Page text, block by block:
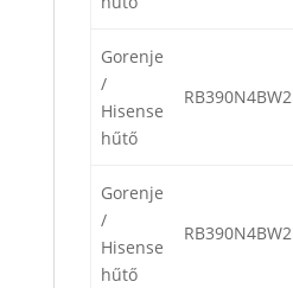
Gorenje
/
Hisense
hűtő
RB390N4BW2
Gorenje
/
Hisense
hűtő
RB390N4BW2